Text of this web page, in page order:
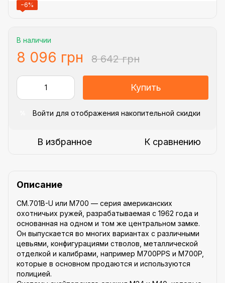
−6%
В наличии
8 096 грн 8 642 грн
Купить
Войти для отображения накопительной скидки
В избранное К сравнению
Описание
CM.701B-U или M700 — серия американских
охотничьих ружей, разрабатываемая с 1962 года и
основанная на одном и том же центральном замке.
Он выпускается во многих вариантах с различными
цевьями, конфигурациями стволов, металлической
отделкой и калибрами, например M700PPS и M700P,
которые в основном продаются и используются
полицией.